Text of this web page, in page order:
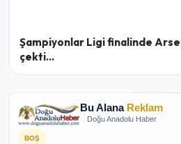
Şampiyonlar Ligi finalinde
çekti...
Bu Alana Reklam
Doğu Anadolu Haber
BOŞ